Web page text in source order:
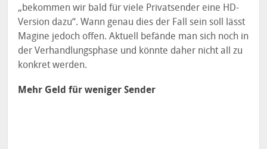
„bekommen wir bald für viele Privatsender eine HD-
Version dazu“. Wann genau dies der Fall sein soll lässt
Magine jedoch offen. Aktuell befände man sich noch in
der Verhandlungsphase und könnte daher nicht all zu
konkret werden.
Mehr Geld für weniger Sender